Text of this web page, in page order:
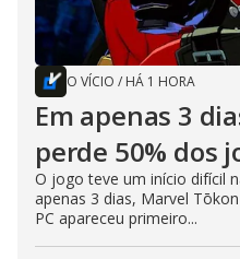
O VÍCIO / HÁ 1 HORA
Em apenas 3
perde 50% dos
O jogo teve um início difícil
apenas 3 dias, Marvel
PC apareceu primeiro...